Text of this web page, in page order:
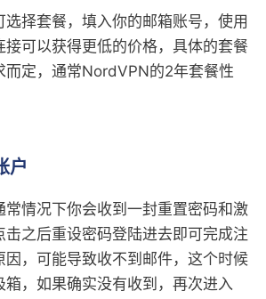
择套餐，填入你的邮箱账号，使用
接可以获得更低的价格，具体的套餐
而定，通常NordVPN的2年套餐性
户
常情况下你会收到一封重置密码和激
击之后重设密码登陆进去即可完成注
因，可能导致收不到邮件，这个时候
箱，如果确实没有收到，再次进入